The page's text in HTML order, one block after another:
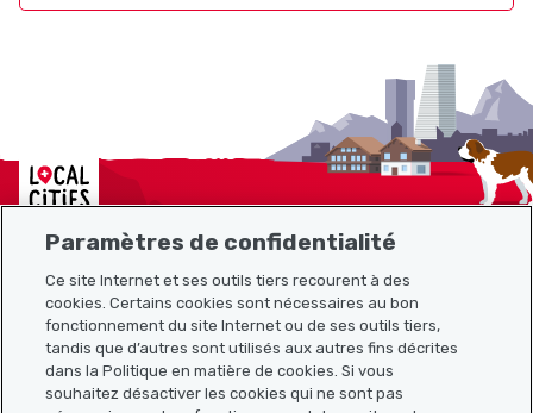
Localcities
Plan du site
Liens utiles
Paramètres de confidentialité
Ce site Internet et ses outils tiers recourent à des
cookies. Certains cookies sont nécessaires au bon
fonctionnement du site Internet ou de ses outils tiers,
tandis que d’autres sont utilisés aux autres fins décrites
dans la Politique en matière de cookies. Si vous
souhaitez désactiver les cookies qui ne sont pas